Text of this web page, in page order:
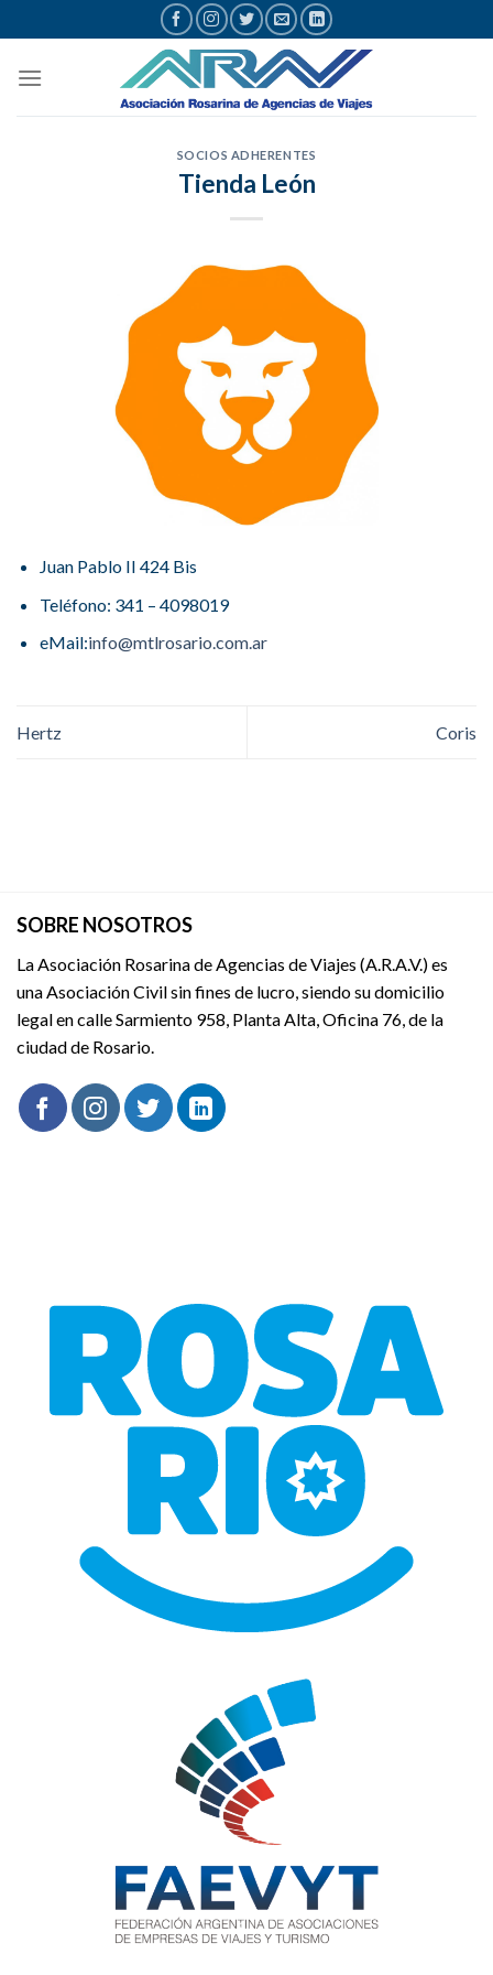
al
contenido
SOCIOS ADHERENTES
Tienda León
Juan Pablo II 424 Bis
Teléfono: 341 – 4098019
eMail:info@mtlrosario.com.ar
Hertz Coris
SOBRE NOSOTROS
La Asociación Rosarina de Agencias de Viajes (A.R.A.V.) es
una Asociación Civil sin fines de lucro, siendo su domicilio
legal en calle Sarmiento 958, Planta Alta, Oficina 76, de la
ciudad de Rosario.